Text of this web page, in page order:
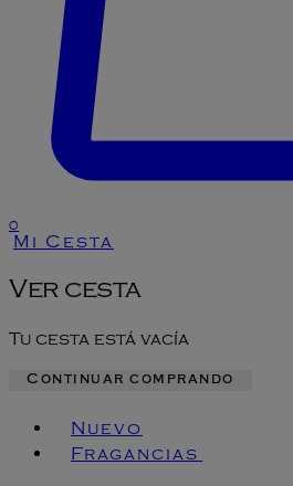
0
Mi Cesta
Ver cesta
Tu cesta está vacía
Continuar comprando
Nuevo
Fragancias